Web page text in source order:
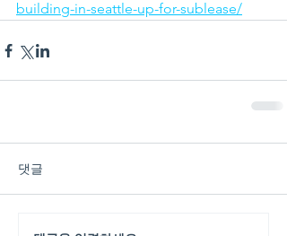
building-in-seattle-up-for-sublease/
댓글